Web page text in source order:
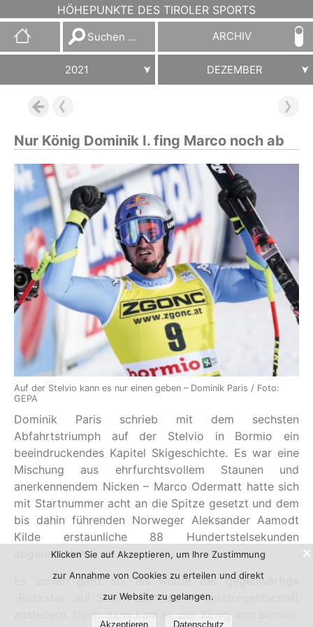
HÖHEPUNKTE DES TIROLER SPORTS
Suchen
nach:
ARCHIV
2021 DEZEMBER
Nur König Dominik I. fing Marco noch ab
Auf der Stelvio kann es nur einen geben – Dominik Paris / Foto:
GEPA
Dominik Paris schrieb mit dem sechsten
Abfahrtstriumph auf der Stelvio in Bormio ein
beeindruckendes Kapitel Skigeschichte. Es war eine
Mischung aus ehrfurchtsvollem Staunen und
anerkennendem Nicken – Marco Odermatt hatte sich
mit Startnummer acht an die Spitze gesetzt und dem
bis dahin führenden Norweger Aleksander Aamodt
Kilde erstaunliche 88 Hundertstelsekunden
abgenommen.
Es schien ganz so, als würde der gegenwärtige
„Rockstar“ auf Skiern auch die Abfahrtsregentschaft
ansteuern. Doch dann kam er, der König von Bormio.
Klicken Sie auf Akzeptieren, um Ihre Zustimmung
zur Annahme von Cookies zu erteilen und direkt
zur Website zu gelangen.
Akzeptieren Datenschutz